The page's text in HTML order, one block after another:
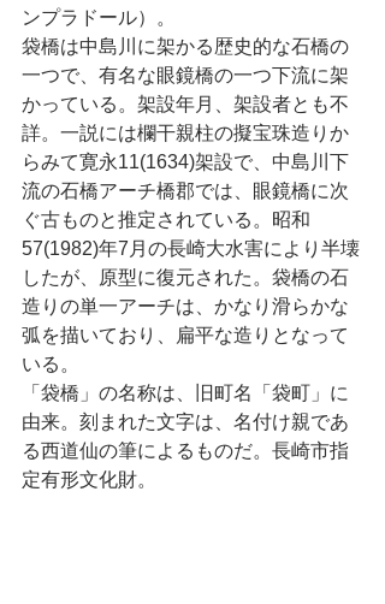
ンプラドール）。
袋橋は中島川に架かる歴史的な石橋の
一つで、有名な眼鏡橋の一つ下流に架
かっている。架設年月、架設者とも不
詳。一説には欄干親柱の擬宝珠造りか
らみて寛永11(1634)架設で、中島川下
流の石橋アーチ橋郡では、眼鏡橋に次
ぐ古ものと推定されている。昭和
57(1982)年7月の長崎大水害により半壊
したが、原型に復元された。袋橋の石
造りの単一アーチは、かなり滑らかな
弧を描いており、扁平な造りとなって
いる。
「袋橋」の名称は、旧町名「袋町」に
由来。刻まれた文字は、名付け親であ
る西道仙の筆によるものだ。長崎市指
定有形文化財。